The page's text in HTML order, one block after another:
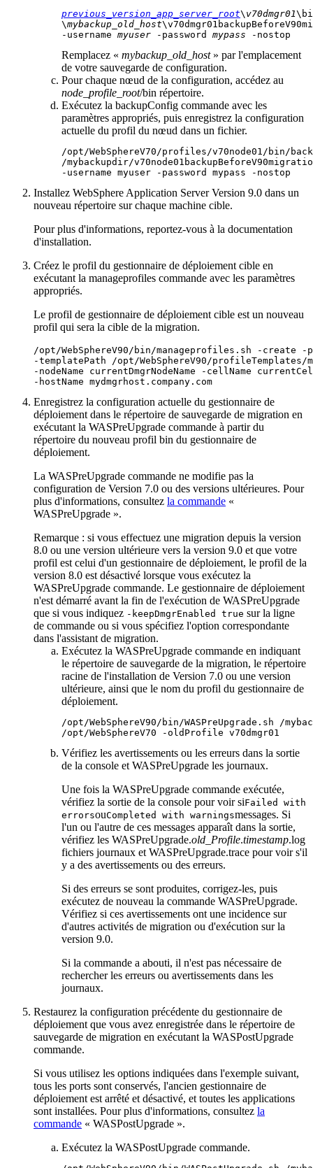
previous_version_app_server_root\ v70dmgr01
\mybackup_old_host
-username myuser -password mypass -nostop
Remplacez « mybackup_old_host» par l'emplacement
de votre sauvegarde de configuration.
Pour chaque nœud de la configuration, accédez au
node_profile_root/bin répertoire.
Exécutez la backupConfig commande avec les
paramètres appropriés, puis enregistrez la configuration
actuelle du profil du nœud dans un fichier.
/opt/WebSphereV70/profiles/v70node01/bin/
-username myuser -password mypass -nostop
Installez WebSphere Application Server Version 9.0 dans un
nouveau répertoire sur chaque machine cible.
Pour plus d'informations, reportez-vous à la documentation
d'installation.
Créez le profil du gestionnaire de déploiement cible en
exécutant la manageprofiles commande avec les paramètres
appropriés.
Le profil de gestionnaire de déploiement cible est un nouveau
profil qui sera la cible de la migration.
/opt/WebSphereV90/bin/manageprofiles.sh -create
-
-templatePath /opt/WebSphereV90/profileTemplates/
-nodeName currentDmgrNodeName
-cellName
-hostName mydmgrhost.company.com
Enregistrez la configuration actuelle du gestionnaire de
déploiement dans le répertoire de sauvegarde de migration en
exécutant la WASPreUpgrade commande à partir du
répertoire du nouveau profil bin du gestionnaire de
déploiement.
La WASPreUpgrade commande ne modifie pas la
configuration de Version 7.0 ou des versions ultérieures. Pour
plus d'informations, consultez la commande «
WASPreUpgrade ».
Remarque : si vous effectuez une migration depuis la version
8.0 ou une version ultérieure vers la version 9.0 et que votre
profil est celui d'un gestionnaire de déploiement, le profil de la
version 8.0 est désactivé lorsque vous exécutez la
WASPreUpgrade commande. Le gestionnaire de déploiement
n'est démarré avant la fin de l'exécution de WASPreUpgrade
que si vous indiquez -keepDmgrEnabled true sur la ligne
de commande ou si vous spécifiez l'option correspondante
dans l'assistant de migration.
Exécutez la WASPreUpgrade commande en indiquant
le répertoire de sauvegarde de la migration, le répertoire
racine de l'installation de Version 7.0 ou une version
ultérieure, ainsi que le nom du profil du gestionnaire de
déploiement.
/opt/WebSphereV90/bin/WASPreUpgrade.sh /
/opt/WebSphereV70
-oldProfile v70dmgr01
Vérifiez les avertissements ou les erreurs dans la sortie
de la console et WASPreUpgrade les journaux.
Une fois la WASPreUpgrade commande exécutée,
vérifiez la sortie de la console pour voir siFailed with
errorsouCompleted with warningsmessages. Si
l'un ou l'autre de ces messages apparaît dans la sortie,
vérifiez les WASPreUpgrade.old_Profile.timestamp.log
fichiers journaux et WASPreUpgrade.trace pour voir s'il
y a des avertissements ou des erreurs.
Si des erreurs se sont produites, corrigez-les, puis
exécutez de nouveau la commande WASPreUpgrade.
Vérifiez si ces avertissements ont une incidence sur
d'autres activités de migration ou d'exécution surla
version 9.0.
Si la commande a abouti, il n'est pas nécessaire de
rechercher les erreurs ou avertissements dans les
journaux.
Restaurez la configuration précédente du gestionnaire de
déploiement que vous avez enregistrée dans le répertoire de
sauvegarde de migration en exécutant la WASPostUpgrade
commande.
Si vous utilisez les options indiquées dans l'exemple suivant,
tous les ports sont conservés, l'ancien gestionnaire de
déploiement est arrêté et désactivé, et toutes les applications
sont installées. Pour plus d'informations, consultez la
commande « WASPostUpgrade ».
Exécutez la WASPostUpgrade commande.